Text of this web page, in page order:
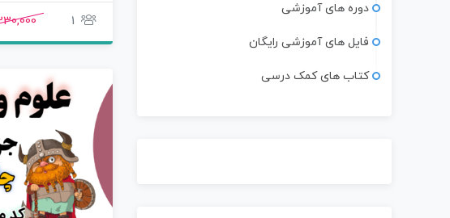
1
دوره های آموزشی
فایل های آموزشی رایگان
کتاب های کمک درسی